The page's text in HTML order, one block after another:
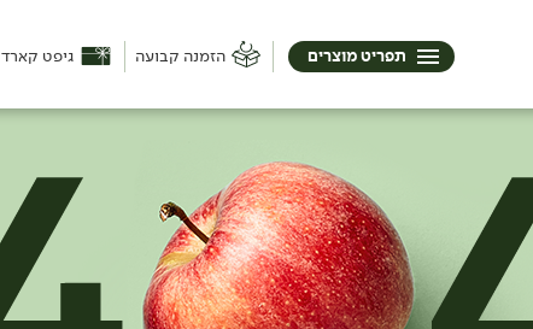
הזמנה קבועה גיפט קארד תפריט מוצרים